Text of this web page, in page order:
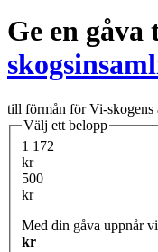
Ge en gåva
till förmån för Vi-skogens
Välj ett belopp
1 172
kr
500
kr
Med din gåva uppnår vi
kr